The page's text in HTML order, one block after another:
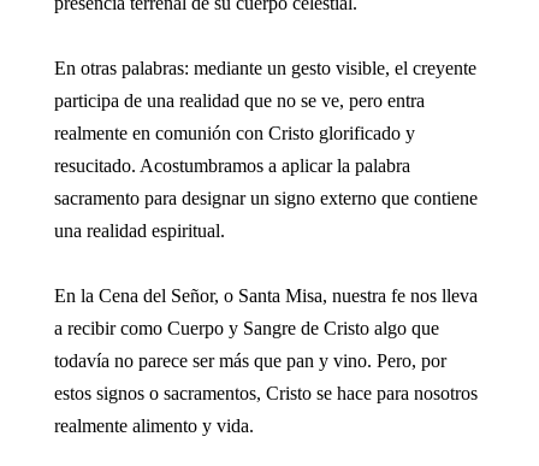
En otras palabras: mediante un gesto visible, el creyente
participa de una realidad que no se ve, pero entra
realmente en comunión con Cristo glorificado y
resucitado. Acostumbramos a aplicar la palabra
sacramento para designar un signo externo que contiene
una realidad espiritual.
En la Cena del Señor, o Santa Misa, nuestra fe nos lleva
a recibir como Cuerpo y Sangre de Cristo algo que
todavía no parece ser más que pan y vino. Pero, por
estos signos o sacramentos, Cristo se hace para nosotros
realmente alimento y vida.